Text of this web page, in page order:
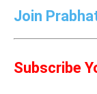
Join
Subscribe